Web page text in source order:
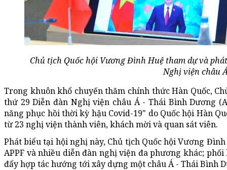
Chủ tịch Quốc hội Vương Đình Huệ tham dự và
Nghị viện châu
Trong khuôn khổ chuyến thăm chính thức Hàn Quốc,
thứ 29 Diễn đàn Nghị viện châu Á - Thái Bình Dương
năng phục hồi thời kỳ hậu Covid-19" do Quốc hội Hàn
từ 23 nghị viện thành viên, khách mời và quan sát viên.
Phát biểu tại hội nghị này, Chủ tịch Quốc hội Vương
APPF và nhiều diễn đàn nghị viện đa phương khác;
đẩy hợp tác hướng tới xây dựng một châu Á - Thái Bình